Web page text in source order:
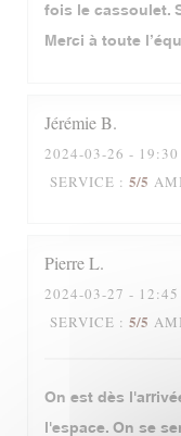
fois le cassoulet.
Merci à toute
JérémieB
2024-03-26 - 19:30
SERVICE : 5/5
PierreL
2024-03-27 - 12:45
SERVICE : 5/5
On est dès
l'espace. On se